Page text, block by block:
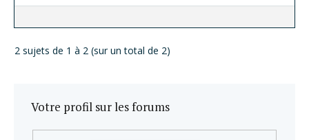
2 sujets de 1 à 2 (sur un total de 2)
Votre profil sur les forums